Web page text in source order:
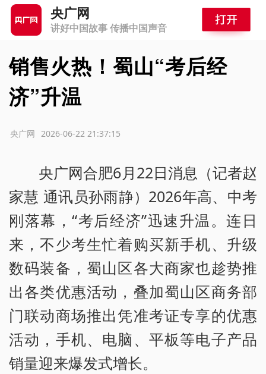
央广网
讲好中国故事 传播中国声音
销售火热！蜀山“考后经
济”升温
2026-06-22 21:37:15
央广网
央广网合肥6月22日消息（记者赵
家慧 通讯员孙雨静）2026年高、中考
刚落幕，“考后经济”迅速升温。连日
来，不少考生忙着购买新手机、升级
数码装备，蜀山区各大商家也趁势推
出各类优惠活动，叠加蜀山区商务部
门联动商场推出凭准考证专享的优惠
活动，手机、电脑、平板等电子产品
销量迎来爆发式增长。